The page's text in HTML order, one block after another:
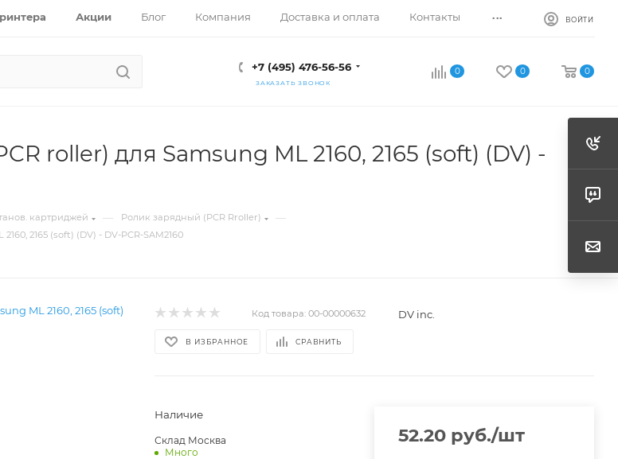
Акции Блог Компания Доставка и оплата Контакты ... ВОЙТИ
+7 (495) 476-56-56
ЗАКАЗАТЬ ЗВОНОК
0 0 0
roller) для Samsung ML 2160, 2165 (soft) (DV) -
картриджей — Ролик зарядный (PCR Rroller) —
2165 (soft) (DV) - DV-PCR-SAM2160
Код товара: 00-00000632 DV inc.
В ИЗБРАННОЕ СРАВНИТЬ
Наличие
Склад Москва
Много
52.20 руб./шт